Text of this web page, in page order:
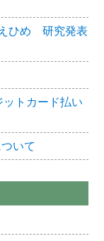
えひめ 研究発表
ットカード払い
いて